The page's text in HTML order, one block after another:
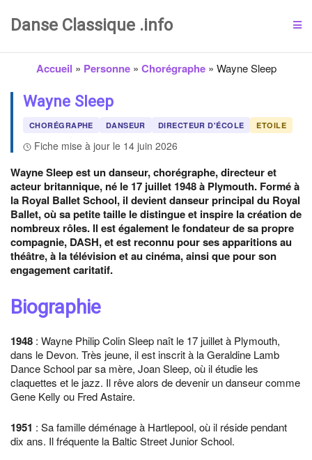
Danse Classique .info
Accueil » Personne» Chorégraphe» Wayne Sleep
Wayne Sleep
CHORÉGRAPHE DANSEUR DIRECTEUR D'ÉCOLE ETOILE
Fiche mise à jour le 14 juin 2026
Wayne Sleep est un danseur, chorégraphe, directeur et
acteur britannique, né le 17 juillet 1948 à Plymouth. Formé à
la Royal Ballet School, il devient danseur principal du Royal
Ballet, où sa petite taille le distingue et inspire la création de
nombreux rôles. Il est également le fondateur de sa propre
compagnie, DASH, et est reconnu pour ses apparitions au
théâtre, à la télévision et au cinéma, ainsi que pour son
engagement caritatif.
Biographie
1948 : Wayne Philip Colin Sleep naît le 17 juillet à Plymouth,
dans le Devon. Très jeune, il est inscrit à la Geraldine Lamb
Dance School par sa mère, Joan Sleep, où il étudie les
claquettes et le jazz. Il rêve alors de devenir un danseur comme
Gene Kelly ou Fred Astaire.
1951 : Sa famille déménage à Hartlepool, où il réside pendant
dix ans. Il fréquente la Baltic Street Junior School.